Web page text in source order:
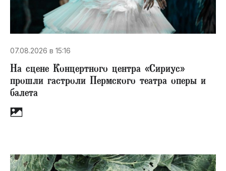
07.08.2026 в 15:16
На сцене Концертного центра «Сириус»
прошли гастроли Пермского театра оперы и
балета